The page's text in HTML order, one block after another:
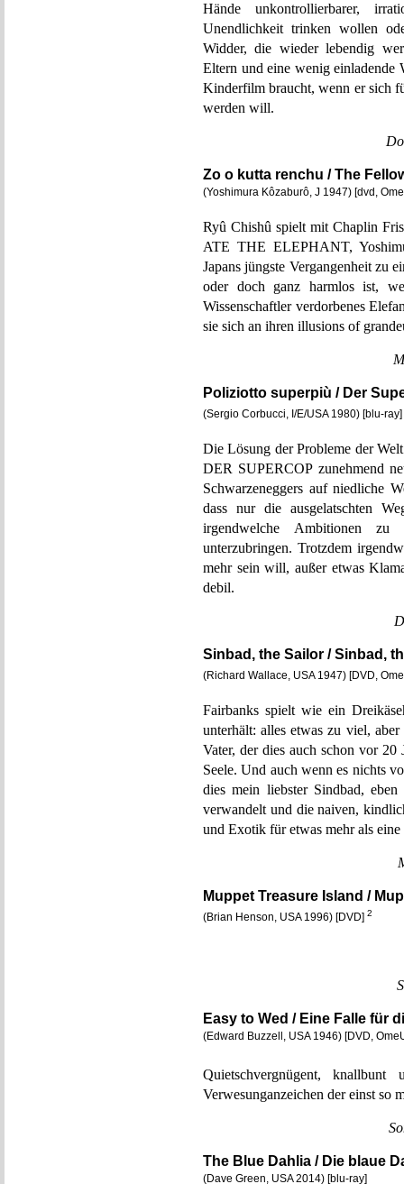
Hände unkontrollierbarer,
Unendlichkeit trinken wollen
Widder, die wieder lebendig
Eltern und eine wenig
Kinderfilm braucht, wenn er sich
werden will.
Zo o kutta renchu / The
(Yoshimura Kôzaburô, J 1947) [dvd,
Ryû Chishû spielt mit Chaplin
ATE THE ELEPHANT,
Japans jüngste Vergangenheit zu
oder doch ganz harmlos ist,
Wissenschaftler verdorbenes
sie sich an ihren illusions of
Poliziotto superpiù / Der
(Sergio Corbucci, I/E/USA 1980) [blu-ray]
Die Lösung der Probleme der
DER SUPERCOP zunehmend
Schwarzeneggers auf niedliche
dass nur die ausgelatschten
irgendwelche Ambitionen
unterzubringen. Trotzdem
mehr sein will, außer etwas
debil.
Sinbad, the Sailor / Sinbad,
(Richard Wallace, USA 1947) [DVD,
Fairbanks spielt wie ein
unterhält: alles etwas zu viel,
Vater, der dies auch schon vor
Seele. Und auch wenn es nichts
dies mein liebster Sindbad,
verwandelt und die naiven,
und Exotik für etwas mehr als
Muppet Treasure Island /
(Brian Henson, USA 1996) [DVD] 2
Easy to Wed / Eine Falle für
(Edward Buzzell, USA 1946) [DVD,
Quietschvergnügent,
Verwesunganzeichen der einst so
The Blue Dahlia / Die blaue
(Dave Green, USA 2014) [blu-ray]